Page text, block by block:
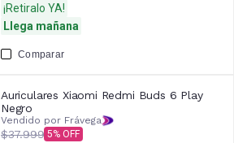
¡Retiralo YA!
Llega mañana
Comparar
Auriculares Xiaomi Redmi Buds 6 Play
Negro
Vendido por Frávega
$37.999 5